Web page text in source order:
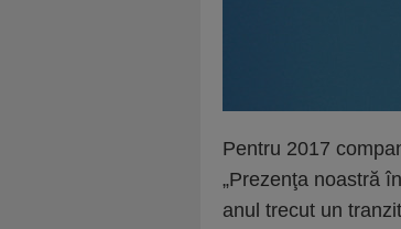
Pentru 2017
„Prezenţa noastră
anul trecut un